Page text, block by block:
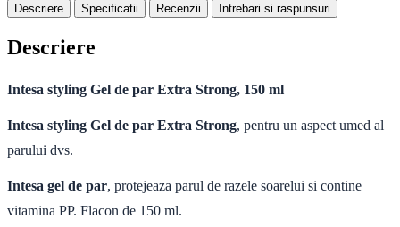
Descriere Specificatii Recenzii Intrebari si raspunsuri
Descriere
Intesa styling Gel de par Extra Strong, 150 ml
Intesa styling Gel de par Extra Strong, pentru un aspect umed al
parului dvs.
Intesa gel de par, protejeaza parul de razele soarelui si contine
vitamina PP. Flacon de 150 ml.